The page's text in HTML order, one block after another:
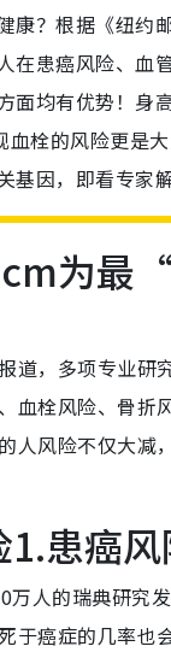
康？根据《纽约
在患癌风险、血
面均有优势！身
血栓的风险更是
基因，即看专家解
为最
道，多项专业研
血栓风险、骨折
人风险不仅大减
患癌
万人的瑞典研究
于癌症的几率也